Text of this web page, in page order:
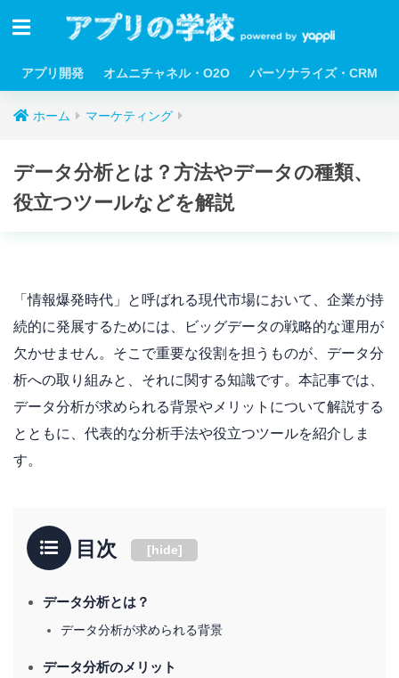
アプリ開発 オムニチャネル・O2O パーソナライズ・CRM
ホーム マーケティング
データ分析とは？方法やデータの種類、
役立つツールなどを解説
「情報爆発時代」と呼ばれる現代市場において、企業が持
続的に発展するためには、ビッグデータの戦略的な運用が
欠かせません。そこで重要な役割を担うものが、データ分
析への取り組みと、それに関する知識です。本記事では、
データ分析が求められる背景やメリットについて解説する
とともに、代表的な分析手法や役立つツールを紹介しま
す。
目次 [hide]
データ分析とは？
データ分析が求められる背景
データ分析のメリット